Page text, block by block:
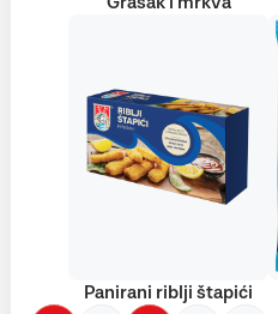
Panirani riblji štapići